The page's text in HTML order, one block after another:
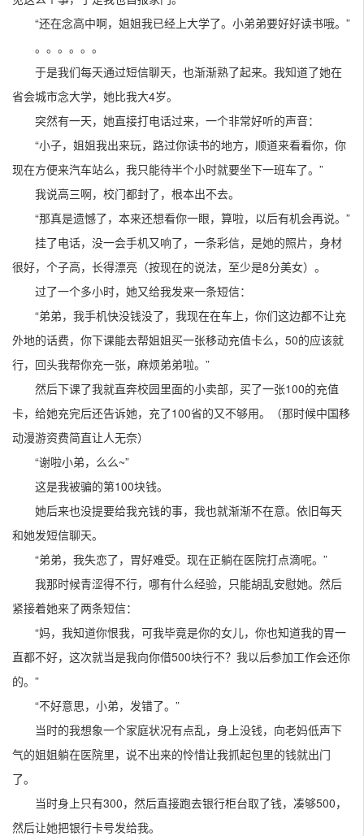
“还在念高中啊，姐姐我已经上大学了。小弟弟要好好读书哦。”
。。。。。。
于是我们每天通过短信聊天，也渐渐熟了起来。我知道了她在
省会城市念大学，她比我大4岁。
突然有一天，她直接打电话过来，一个非常好听的声音：
“小子，姐姐我出来玩，路过你读书的地方，顺道来看看你，你
现在方便来汽车站么，我只能待半个小时就要坐下一班车了。”
我说高三啊，校门都封了，根本出不去。
“那真是遗憾了，本来还想看你一眼，算啦，以后有机会再说。”
挂了电话，没一会手机又响了，一条彩信，是她的照片，身材
很好，个子高，长得漂亮（按现在的说法，至少是8分美女）。
过了一个多小时，她又给我发来一条短信：
“弟弟，我手机快没钱没了，我现在在车上，你们这边都不让充
外地的话费，你下课能去帮姐姐买一张移动充值卡么，50的应该就
行，回头我帮你充一张，麻烦弟弟啦。”
然后下课了我就直奔校园里面的小卖部，买了一张100的充值
卡，给她充完后还告诉她，充了100省的又不够用。（那时候中国移
动漫游资费简直让人无奈）
“谢啦小弟，么么~”
这是我被骗的第100块钱。
她后来也没提要给我充钱的事，我也就渐渐不在意。依旧每天
和她发短信聊天。
“弟弟，我失恋了，胃好难受。现在正躺在医院打点滴呢。”
我那时候青涩得不行，哪有什么经验，只能胡乱安慰她。然后
紧接着她来了两条短信：
“妈，我知道你恨我，可我毕竟是你的女儿，你也知道我的胃一
直都不好，这次就当是我向你借500块行不？我以后参加工作会还你
的。”
“不好意思，小弟，发错了。”
当时的我想象一个家庭状况有点乱，身上没钱，向老妈低声下
气的姐姐躺在医院里，说不出来的怜惜让我抓起包里的钱就出门
了。
当时身上只有300，然后直接跑去银行柜台取了钱，凑够500，
然后让她把银行卡号发给我。